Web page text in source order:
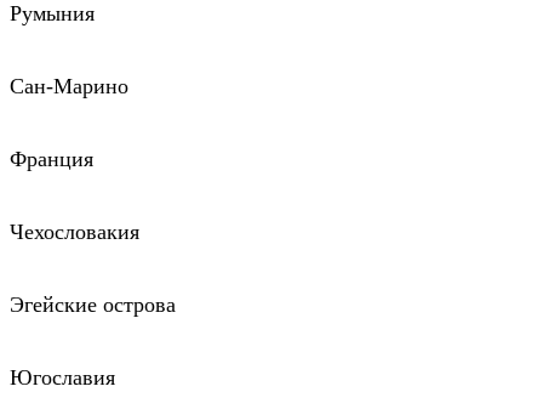
Румыния
Сан-Марино
Франция
Чехословакия
Эгейские острова
Югославия